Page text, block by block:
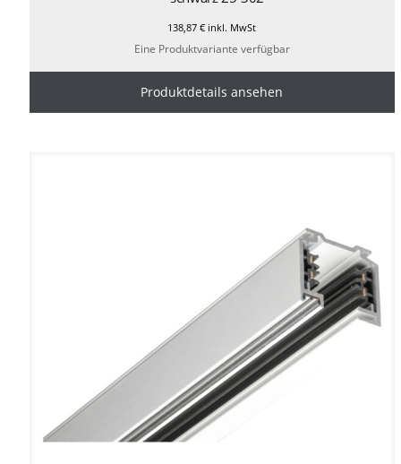
138,87€ inkl. MwSt
Eine Produktvariante verfügbar
Produktdetails ansehen